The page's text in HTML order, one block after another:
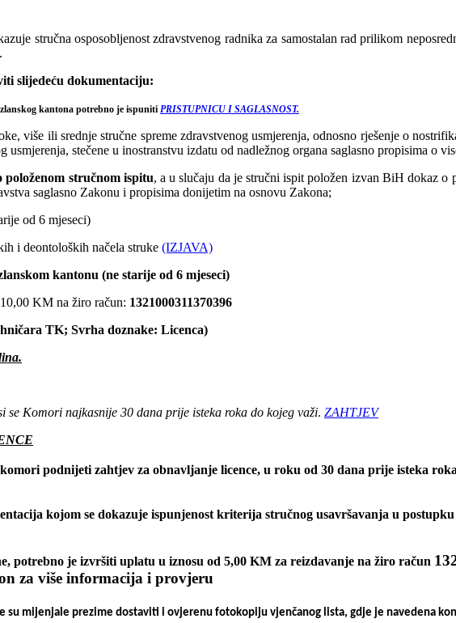
stručna osposobljenost zdravstvenog radnika za samostalan rad prilikom
slijedeću dokumentaciju:
kantona potrebno je ispuniti PRISTUPNICU I SAGLASNOST.
više ili srednje stručne spreme zdravstvenog usmjerenja, odnosno rješenje o
usmjerenja, stečene u inostranstvu izdatu od nadležnog organa saglasno propisima o
stručnom ispitu, a u slučaju da je stručni ispit položen izvan BiH dokaz o
saglasno Zakonu i propisima donijetim na osnovu Zakona;
od 6 mjeseci)
i deontoloških načela struke (IZJAVA)
kantonu (ne starije od 6 mjeseci)
KM na žiro račun: 1321000311370396
TK; Svrha doznake: Licenca)
se Komori najkasnije 30 dana prije isteka roka do kojeg važi. ZAHTJEV
podnijeti zahtjev za obnavljanje licence, u roku od 30 dana prije isteka
kojom se dokazuje ispunjenost kriterija stručnog usavršavanja u
potrebno je izvršiti uplatu u iznosu od 5,00 KM za reizdavanje na žiro račun
za više informacija i provjeru
su mijenjale prezime dostaviti i ovjerenu fotokopiju vjenčanog lista, gdje je navedena